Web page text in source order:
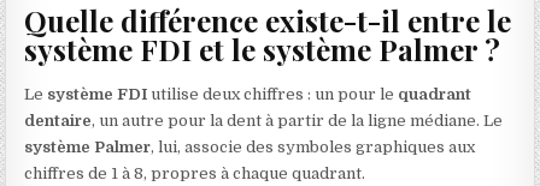
Quelle différence existe-t-il entre le
système FDI et le système Palmer ?
Le système FDI utilise deux chiffres : un pour le quadrant
dentaire, un autre pour la dent à partir de la ligne médiane. Le
système Palmer, lui, associe des symboles graphiques aux
chiffres de 1 à 8, propres à chaque quadrant.